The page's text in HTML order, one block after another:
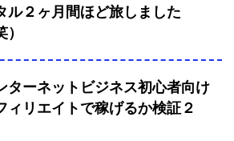
ル２ヶ月間ほど旅しました
）
ターネットビジネス初心者向け
ィリエイトで稼げるか検証２